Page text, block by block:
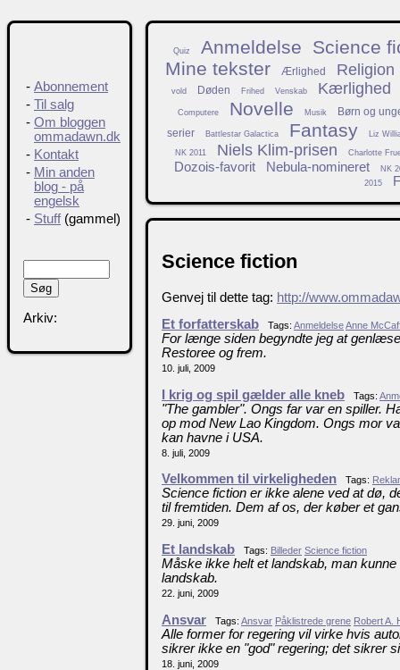
Quiz Anmeldelse
Science
Mine tekster
Ærlighed Religion
vold Døden Frihed Venskab Kærlighed
Computere Novelle Musik
Børn og
serier
Battlestar Galactica Fantasy Liz
NK 2011 Niels Klim-prisen Charlotte
Dozois-favorit Nebula-nomineret
NK
2015
Science fiction
Genvej til dette tag: http://
Et forfatterskab
Tags: AnmeldelseAnne
For længe siden begyndte jeg at
Restoree og frem.
10. juli, 2009
I krig og spil gælder alle kneb Tags:
"The gambler". Ongs far var en spiller.
op mod New Lao Kingdom. Ongs mor
kan havne i USA.
8. juli, 2009
Velkommen til virkeligheden Tags:
Science fiction er ikke alene ved at dø,
til fremtiden. Dem af os, der køber et
29. juni, 2009
Et landskab Tags: Billeder Science fiction
Måske ikke helt et landskab, man
landskab.
22. juni, 2009
Ansvar Tags: Ansvar Påklistrede grene Robert A.
Alle former for regering vil virke hvis
sikrer ikke en "god" regering; det sikrer
18. juni, 2009
- Abonnement
- Til salg
- Om bloggen
ommadawn.dk
- Kontakt
- Min anden
blog - på
engelsk
- Stuff(gammel)
Arkiv: